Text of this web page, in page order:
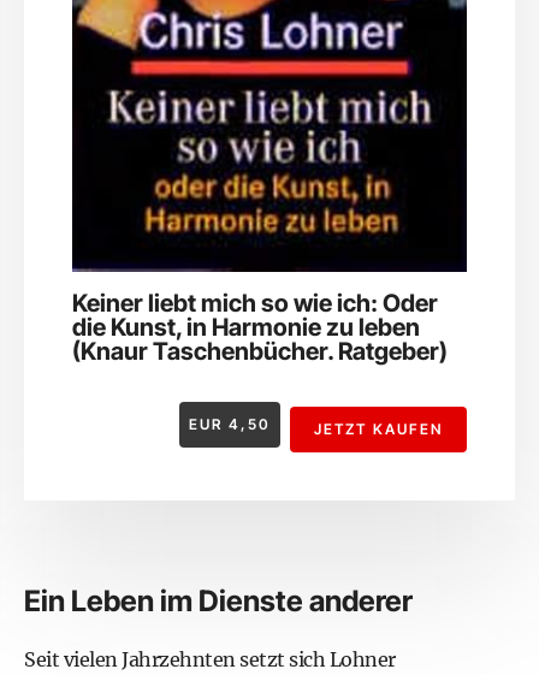
Keiner liebt mich so wie ich: Oder
die Kunst, in Harmonie zu leben
(Knaur Taschenbücher. Ratgeber)
EUR 4,50 JETZT KAUFEN
Ein Leben im Dienste anderer
Seit vielen Jahrzehnten setzt sich Lohner